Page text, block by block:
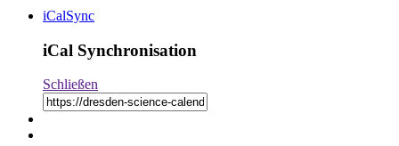
iCalSync
iCal Synchronisation
Schließen